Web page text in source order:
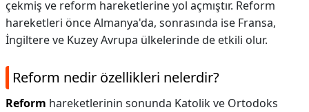
çekmiş ve reform hareketlerine yol açmıştır. Reform
hareketleri önce Almanya'da, sonrasında ise Fransa,
İngiltere ve Kuzey Avrupa ülkelerinde de etkili olur.
Reform nedir özellikleri nelerdir?
Reform hareketlerinin sonunda Katolik ve Ortodoks